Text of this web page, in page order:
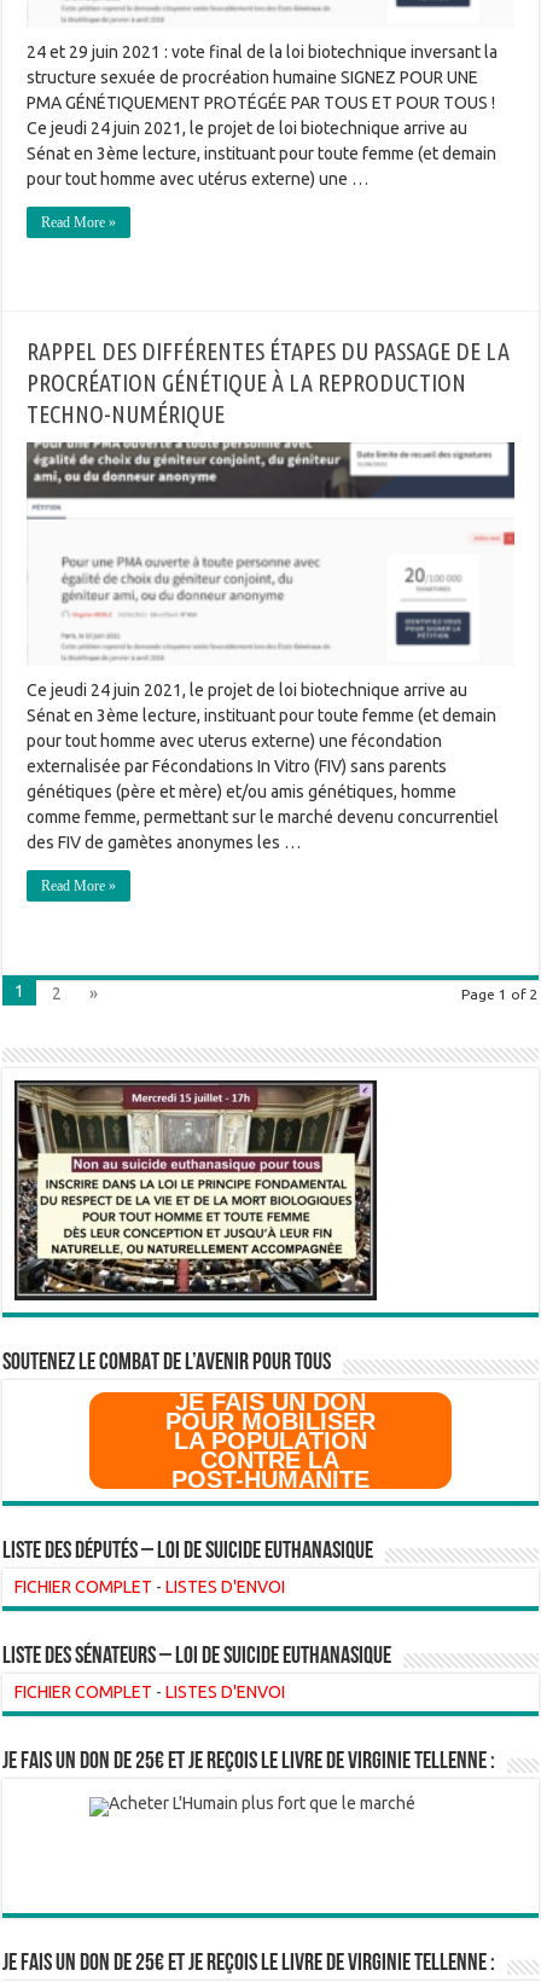
24 et 29 juin 2021 : vote final de la loi biotechnique inversant la
structure sexuée de procréation humaine SIGNEZ POUR UNE
PMA GÉNÉTIQUEMENT PROTÉGÉE PAR TOUS ET POUR TOUS !
Ce jeudi 24 juin 2021, le projet de loi biotechnique arrive au
Sénat en 3ème lecture, instituant pour toute femme (et demain
pour tout homme avec utérus externe) une …
Read More »
RAPPEL DES DIFFÉRENTES ÉTAPES DU PASSAGE DE LA
PROCRÉATION GÉNÉTIQUE À LA REPRODUCTION
TECHNO-NUMÉRIQUE
Ce jeudi 24 juin 2021, le projet de loi biotechnique arrive au
Sénat en 3ème lecture, instituant pour toute femme (et demain
pour tout homme avec uterus externe) une fécondation
externalisée par Fécondations In Vitro (FIV) sans parents
génétiques (père et mère) et/ou amis génétiques, homme
comme femme, permettant sur le marché devenu concurrentiel
des FIV de gamètes anonymes les …
Read More »
Page 1 of 2
1 2 »
SOUTENEZ LE COMBAT DE L’AVenir pour Tous
JE FAIS UN DON
POUR MOBILISER
LA POPULATION
CONTRE LA
POST-HUMANITE
Liste des Députés – Loi de suicide euthanasique
FICHIER COMPLET -LISTES D'ENVOI
liste des sénateurs – loi de suicide euthanasique
FICHIER COMPLET -LISTES D'ENVOI
Je fais un don de 25€ et je reçois le livre de Virginie Tellenne :
Je fais un don de 25€ et je reçois le livre de Virginie Tellenne :